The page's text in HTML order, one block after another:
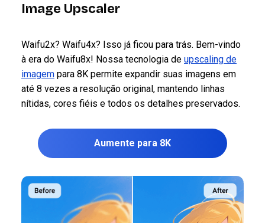
Image Upscaler
Waifu2x? Waifu4x? Isso já ficou para trás. Bem-vindo
à era do Waifu8x! Nossa tecnologia de upscaling de
imagem para 8K permite expandir suas imagens em
até 8 vezes a resolução original, mantendo linhas
nítidas, cores fiéis e todos os detalhes preservados.
Aumente para 8K